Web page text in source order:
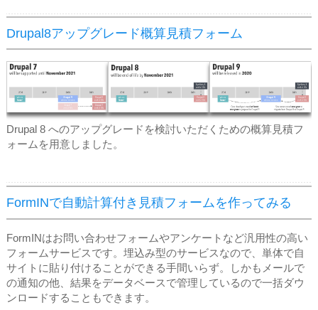
Drupal8アップグレード概算見積フォーム
Drupal 8 へのアップグレードを検討いただくための概算見積フ
ォームを用意しました。
FormINで自動計算付き見積フォームを作ってみる
FormINはお問い合わせフォームやアンケートなど汎用性の高い
フォームサービスです。埋込み型のサービスなので、単体で自
サイトに貼り付けることができる手間いらず。しかもメールで
の通知の他、結果をデータベースで管理しているので一括ダウ
ンロードすることもできます。